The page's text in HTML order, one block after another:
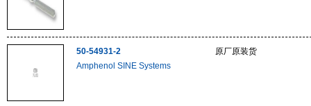
50-54931-2
Amphenol SINE Systems
原厂原装货